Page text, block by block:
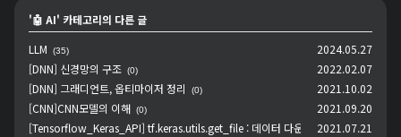
'🤖 AI' 카테고리의 다른 글
LLM
(35)
2024.05.27
[DNN] 신경망의 구조 (0)
2022.02.07
[DNN] 그래디언트, 옵티마이저 정리
(0)
2021.10.02
[CNN]CNN모델의 이해 (0)
2021.09.20
[Tensorflow_Keras_API] tf.keras.utils.get_file : 데이터 다운로드 메서드 (0)
2021.07.21